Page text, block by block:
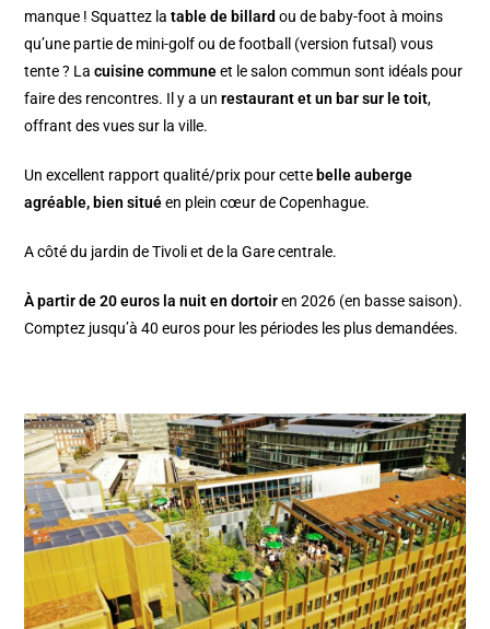
manque ! Squattez latable de billard ou de baby-foot à moins
qu’une partie de mini-golf ou de football (version futsal) vous
tente ? Lacuisine communeet le salon commun sont idéals pour
faire des rencontres. Il y a unrestaurant et un bar sur le toit,
offrant des vues sur la ville.
Un excellent rapport qualité/prix pour cette belle auberge
agréable, bien situéen plein cœur de Copenhague.
A côté du jardin de Tivoli et de la Gare centrale.
À partir de 20 euros la nuit en dortoiren 2026 (en basse saison).
Comptez jusqu’à 40 euros pour les périodes les plus demandées.